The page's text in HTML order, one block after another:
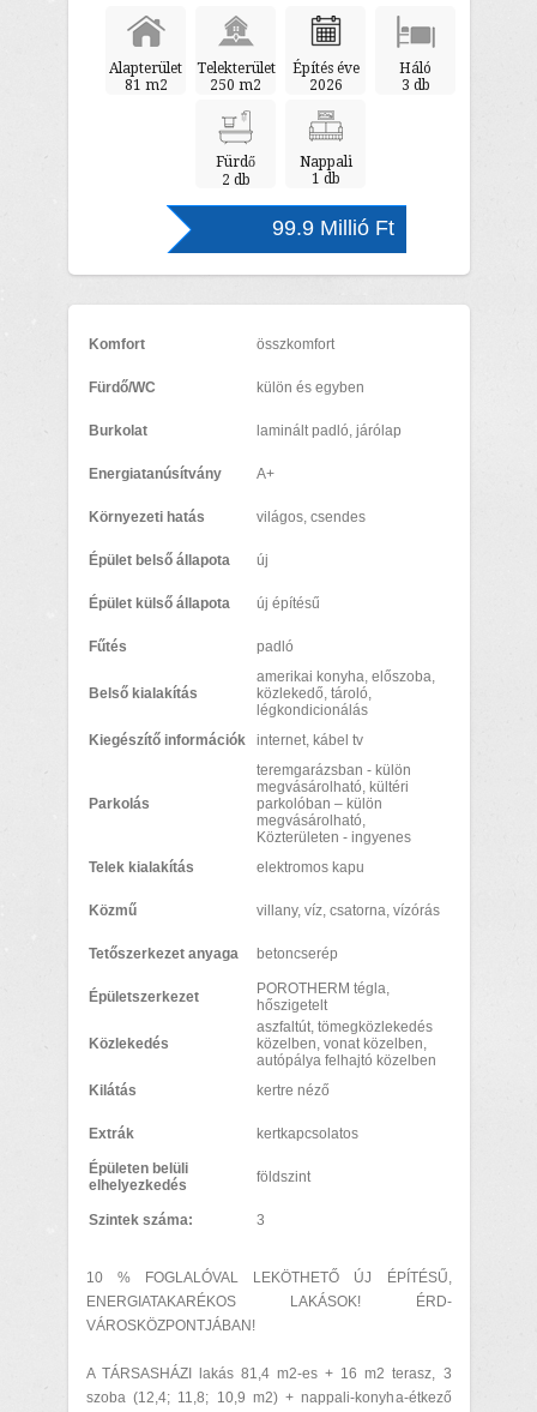
Alapterület
81 m2
Telekterület
250 m2
Építés éve
2026
Háló
3 db
Fürdő
2 db
Nappali
1 db
99.9 Millió Ft
Komfort összkomfort
Fürdő/WC külön és egyben
Burkolat laminált padló, járólap
Energiatanúsítvány A+
Környezeti hatás világos, csendes
Épület belső állapota új
Épület külső állapota új építésű
Fűtés padló
Belső kialakítás
amerikai konyha, előszoba,
közlekedő, tároló,
légkondicionálás
Kiegészítő információk
internet, kábel tv
Parkolás
teremgarázsban - külön
megvásárolható, kültéri
parkolóban – külön
megvásárolható,
Közterületen - ingyenes
Telek kialakítás
elektromos kapu
Közmű villany, víz, csatorna, vízórás
Tetőszerkezet anyaga betoncserép
Épületszerkezet
POROTHERM tégla,
hőszigetelt
Közlekedés
aszfaltút, tömegközlekedés
közelben, vonat közelben,
autópálya felhajtó közelben
Kilátás
kertre néző
Extrák kertkapcsolatos
Épületen belüli
elhelyezkedés
földszint
Szintek száma: 3
10 % FOGLALÓVAL LEKÖTHETŐ ÚJ ÉPÍTÉSŰ,
ENERGIATAKARÉKOS LAKÁSOK! ÉRD-
VÁROSKÖZPONTJÁBAN!
A TÁRSASHÁZI lakás 81,4 m2-es + 16 m2 terasz, 3
szoba (12,4; 11,8; 10,9 m2) + nappali-konyha-étkező